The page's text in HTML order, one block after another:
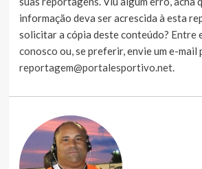
informação deva ser acrescida à esta
solicitar a cópia deste conteúdo? Entre
conosco ou, se preferir, envie um e-mail
reportagem@portalesportivo.net.